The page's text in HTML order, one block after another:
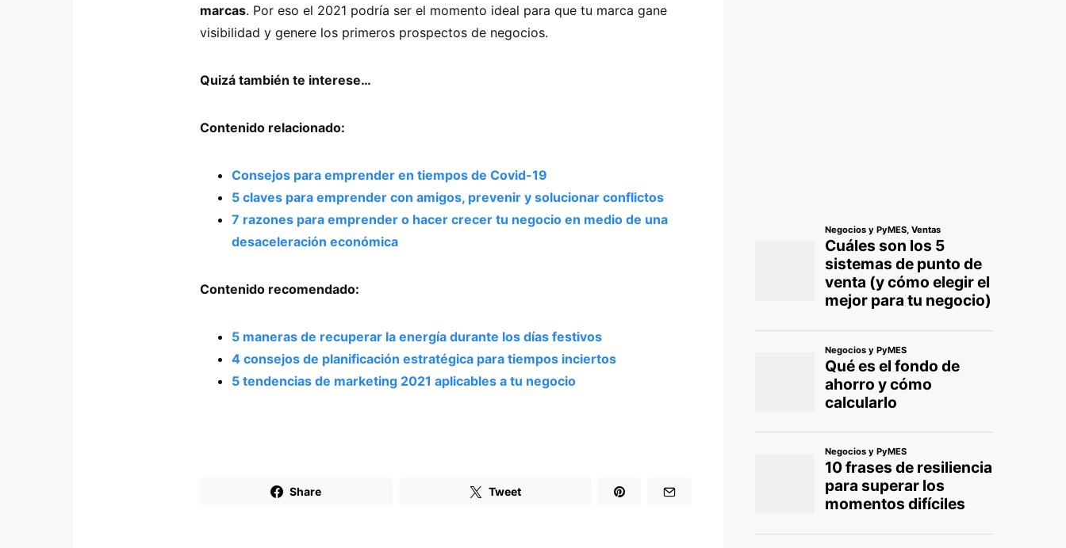
marcas. Por eso el 2021 podría ser el momento ideal para que tu marca gane
visibilidad y genere los primeros prospectos de negocios.
Quizá también te interese…
Contenido relacionado:
Consejos para emprender en tiempos de Covid-19
5 claves para emprender con amigos, prevenir y solucionar conflictos
7 razones para emprender o hacer crecer tu negocio en medio de una
desaceleración económica
Contenido recomendado:
5 maneras de recuperar la energía durante los días festivos
4 consejos de planificación estratégica para tiempos inciertos
5 tendencias de marketing 2021 aplicables a tu negocio
Share Tweet